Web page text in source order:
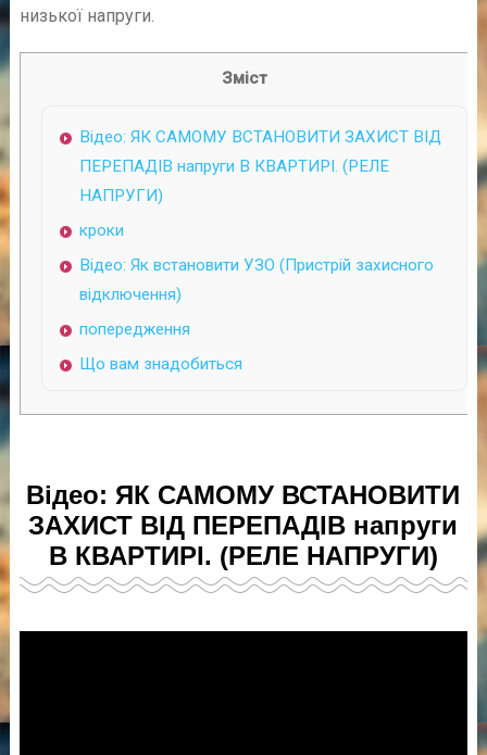
низької напруги.
Зміст
Відео: ЯК САМОМУ ВСТАНОВИТИ ЗАХИСТ ВІД
ПЕРЕПАДІВ напруги В КВАРТИРІ. (РЕЛЕ
НАПРУГИ)
кроки
Відео: Як встановити УЗО (Пристрій захисного
відключення)
попередження
Що вам знадобиться
Відео: ЯК САМОМУ ВСТАНОВИТИ
ЗАХИСТ ВІД ПЕРЕПАДІВ напруги
В КВАРТИРІ. (РЕЛЕ НАПРУГИ)